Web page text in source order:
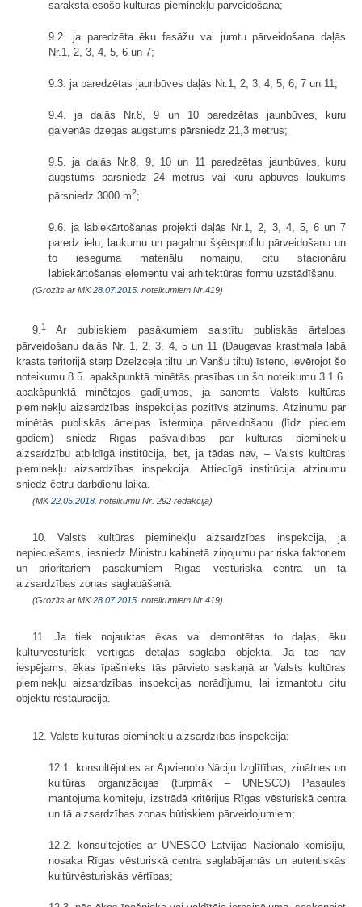
sarakstā esošo kultūras pieminekļu pārveidošana;
9.2. ja paredzēta ēku fasāžu vai jumtu pārveidošana daļās
Nr.1, 2, 3, 4, 5, 6 un 7;
9.3. ja paredzētas jaunbūves daļās Nr.1, 2, 3, 4, 5, 6, 7 un 11;
9.4. ja daļās Nr.8, 9 un 10 paredzētas jaunbūves, kuru
galvenās dzegas augstums pārsniedz 21,3 metrus;
9.5. ja daļās Nr.8, 9, 10 un 11 paredzētas jaunbūves, kuru
augstums pārsniedz 24 metrus vai kuru apbūves laukums
pārsniedz 3000 m2;
9.6. ja labiekārtošanas projekti daļās Nr.1, 2, 3, 4, 5, 6 un 7
paredz ielu, laukumu un pagalmu šķērsprofilu pārveidošanu un
to ieseguma materiālu nomaiņu, citu stacionāru
labiekārtošanas elementu vai arhitektūras formu uzstādīšanu.
(Grozīts ar MK28.07.2015. noteikumiem Nr.419)
9.1
Ar publiskiem pasākumiem saistītu publiskās ārtelpas
pārveidošanu daļās Nr. 1, 2, 3, 4, 5 un 11 (Daugavas krastmala labā
krasta teritorijā starp Dzelzceļa tiltu un Vanšu tiltu) īsteno, ievērojot šo
noteikumu 8.5. apakšpunktā minētās prasības un šo noteikumu 3.1.6.
apakšpunktā minētajos gadījumos, ja saņemts Valsts kultūras
pieminekļu aizsardzības inspekcijas pozitīvs atzinums. Atzinumu par
minētās publiskās ārtelpas īstermiņa pārveidošanu (līdz pieciem
gadiem) sniedz Rīgas pašvaldības par kultūras pieminekļu
aizsardzību atbildīgā institūcija, bet, ja tādas nav, – Valsts kultūras
pieminekļu aizsardzības inspekcija. Attiecīgā institūcija atzinumu
sniedz četru darbdienu laikā.
(MK22.05.2018. noteikumu Nr. 292 redakcijā)
10. Valsts kultūras pieminekļu aizsardzības inspekcija, ja
nepieciešams, iesniedz Ministru kabinetā ziņojumu par riska faktoriem
un prioritāriem pasākumiem Rīgas vēsturiskā centra un tā
aizsardzības zonas saglabāšanā.
(Grozīts ar MK28.07.2015. noteikumiem Nr.419)
11. Ja tiek nojauktas ēkas vai demontētas to daļas, ēku
kultūrvēsturiski vērtīgās detaļas saglabā objektā. Ja tas nav
iespējams, ēkas īpašnieks tās pārvieto saskaņā ar Valsts kultūras
pieminekļu aizsardzības inspekcijas norādījumu, lai izmantotu citu
objektu restaurācijā.
12. Valsts kultūras pieminekļu aizsardzības inspekcija:
12.1. konsultējoties ar Apvienoto Nāciju Izglītības, zinātnes un
kultūras organizācijas (turpmāk – UNESCO) Pasaules
mantojuma komiteju, izstrādā kritērijus Rīgas vēsturiskā centra
un tā aizsardzības zonas būtiskiem pārveidojumiem;
12.2. konsultējoties ar UNESCO Latvijas Nacionālo komisiju,
nosaka Rīgas vēsturiskā centra saglabājamās un autentiskās
kultūrvēsturiskās vērtības;